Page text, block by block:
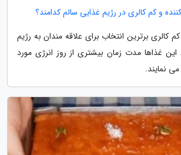
و کم کالری در رژیم غذایی سالم کدامند؟
کالری برترین انتخاب برای علاقه مندان به رژیم
غذاها مدت زمان بیشتری از روز انرژی مورد
نمایند.